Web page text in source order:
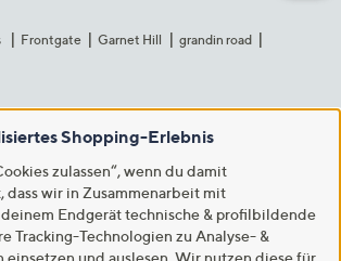
Frontgate Garnet Hill
grandin road
Shopping-Erlebnis
zulassen“, wenn du damit
dass wir in Zusammenarbeit mit
Endgerät technische & profilbildende
Tracking-Technologien zu Analyse- &
einsetzen und auslesen. Wir nutzen diese für